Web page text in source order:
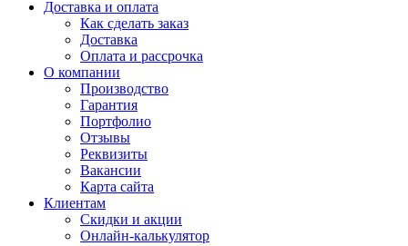
Доставка и оплата
Как сделать заказ
Доставка
Оплата и рассрочка
О компании
Производство
Гарантия
Портфолио
Отзывы
Реквизиты
Вакансии
Карта сайта
Клиентам
Скидки и акции
Онлайн-калькулятор